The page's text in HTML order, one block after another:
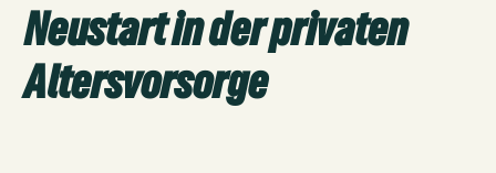
Neustart in der privaten
Altersvorsorge